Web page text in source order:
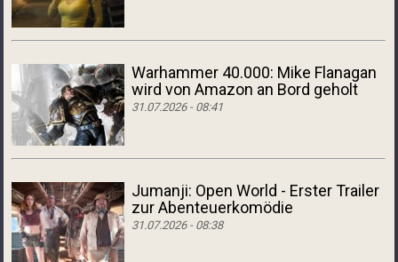
Warhammer 40.000: Mike Flanagan
wird von Amazon an Bord geholt
31.07.2026 - 08:41
Jumanji: Open World - Erster Trailer
zur Abenteuerkomödie
31.07.2026 - 08:38